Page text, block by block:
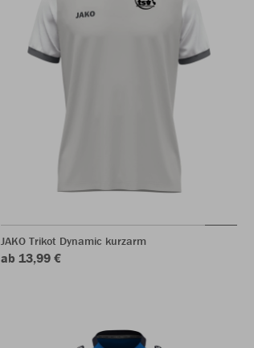
JAKO Trikot Dynamic kurzarm
ab 13,99 €